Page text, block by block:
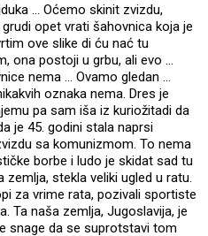
... Oćemo skinit zvizdu,
opet vrati šahovnica koja je
ove slike di ću nać tu
ona postoji u grbu, ali evo ...
nema ... Ovamo gledan ...
oznaka nema. Dres je
pa sam iša iz kuriožitadi da
je 45. godini stala naprsi
sa komunizmom. To nema
borbe i ludo je skidat sad tu
zemlja, stekla veliki ugled u ratu.
za vrime rata, pozivali sportiste
Ta naša zemlja, Jugoslavija, je
snage da se suprotstavi tom